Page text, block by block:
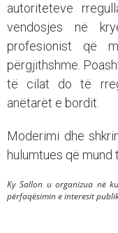
autoriteteve
vendosjes në
profesionist që
përgjithshme.
të cilat do të
anëtarët e bordit.
Moderimi dhe
hulumtues që mund
Ky Sallon u organizua në
përfaqësimin e interesit